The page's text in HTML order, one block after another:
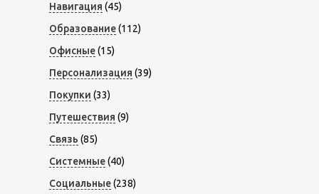
Навигация (45)
Образование(112)
Офисные(15)
Персонализация (39)
Покупки (33)
Путешествия (9)
Связь (85)
Системные(40)
Социальные(238)